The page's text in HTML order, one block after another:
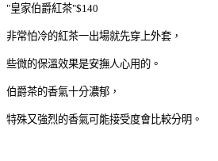
"皇家伯爵紅茶"$140
非常怕冷的紅茶一出場就先穿上外套，
些微的保溫效果是安撫人心用的。
伯爵茶的香氣十分濃郁，
特殊又強烈的香氣可能接受度會比較分明。